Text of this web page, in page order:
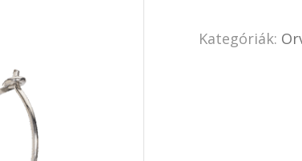
Kategóriák: